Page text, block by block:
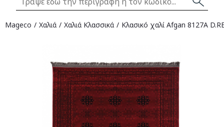
Mageco Χαλιά Χαλιά Κλασσικά Κλασικό χαλί Afgan 8127A